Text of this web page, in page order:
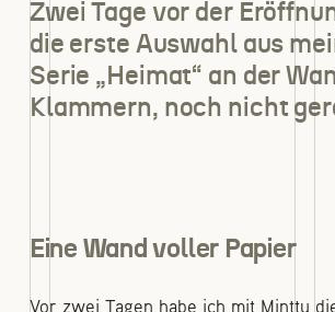
Zwei Tage vor der
die erste Auswahl aus
Serie „Heimat“ an der
Klammern, noch nicht
Eine Wand voller Papier
Vor zwei Tagen habe ich mit Minttu